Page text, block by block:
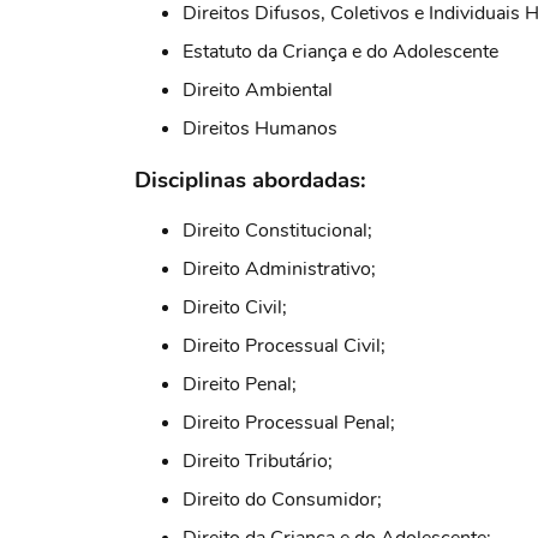
Direitos Difusos, Coletivos e Individuais
Estatuto da Criança e do Adolescente
Direito Ambiental
Direitos Humanos
Disciplinas abordadas:
Direito Constitucional;
Direito Administrativo;
Direito Civil;
Direito Processual Civil;
Direito Penal;
Direito Processual Penal;
Direito Tributário;
Direito do Consumidor;